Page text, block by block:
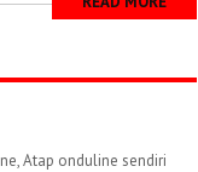
Atap onduline sendiri